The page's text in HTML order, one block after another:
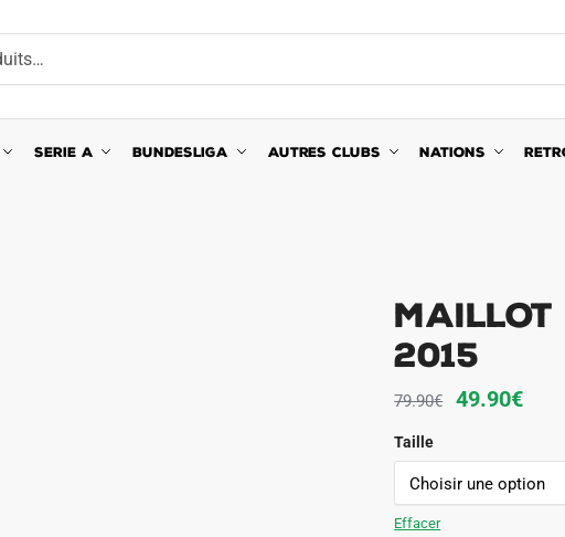
SERIE A BUNDESLIGA AUTRES CLUBS NATIONS
Maillot
2015
79.90€
Le
initial
était :
49.90€Le
est :
Taille
Effacer